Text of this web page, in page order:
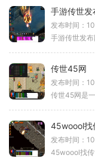
手游传世发
发布时间：
传世45网
发布时间：
45woool找
发布时间：